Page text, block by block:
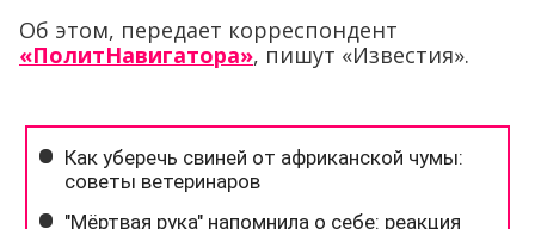
Об этом, передает корреспондент
«ПолитНавигатора», пишут «Известия».